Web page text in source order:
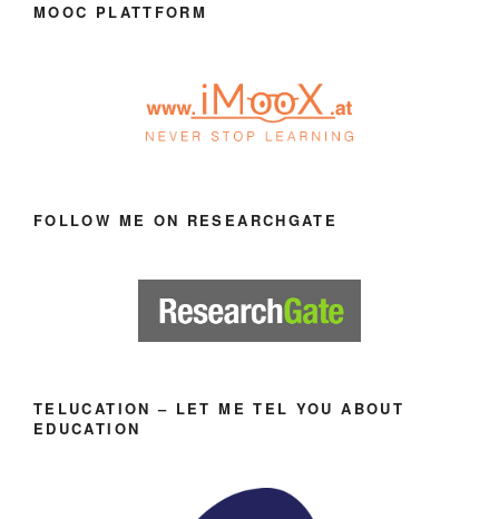
MOOC PLATTFORM
FOLLOW ME ON RESEARCHGATE
TELUCATION – LET ME TEL YOU ABOUT
EDUCATION